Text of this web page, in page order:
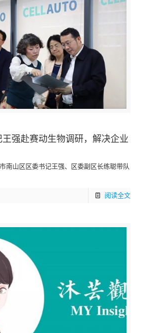
强赴赛动生物调研，解决企业
南山区区委书记王强、区委副区长练聪带队
阅读全文